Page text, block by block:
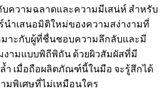
บความฉลาดและความมีเสน่ห์ สำหรับ
ำเสนอมิติใหม่ของความสง่างามที่
มาะกับผู้ที่ชื่นชอบความลึกลับและมี
งามแบบพิถีพิถัน ด้วยผิวสัมผัสที่มี
ล้ำ เมื่อถือผลิตภัณฑ์นี้ในมือ จะรู้สึกได้
มพิเศษที่ไม่เหมือนใคร